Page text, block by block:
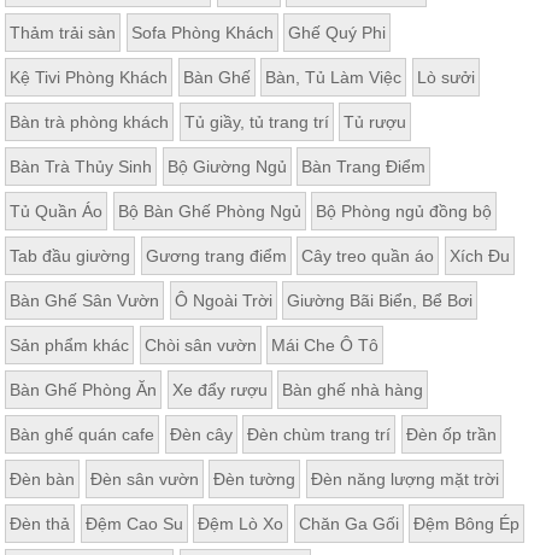
Thảm trải sàn Sofa Phòng Khách Ghế Quý Phi
Kệ Tivi Phòng Khách Bàn Ghế Bàn, Tủ Làm Việc Lò sưởi
Bàn trà phòng khách Tủ giầy, tủ trang trí Tủ rượu
Bàn Trà Thủy Sinh Bộ Giường Ngủ Bàn Trang Điểm
Tủ Quần Áo Bộ Bàn Ghế Phòng Ngủ Bộ Phòng ngủ đồng bộ
Tab đầu giường Gương trang điểm Cây treo quần áo Xích Đu
Bàn Ghế Sân Vườn Ô Ngoài Trời Giường Bãi Biển, Bể Bơi
Sản phẩm khác Chòi sân vườn Mái Che Ô Tô
Bàn Ghế Phòng Ăn Xe đẩy rượu Bàn ghế nhà hàng
Bàn ghế quán cafe Đèn cây Đèn chùm trang trí Đèn ốp trần
Đèn bàn Đèn sân vườn Đèn tường Đèn năng lượng mặt trời
Đèn thả Đệm Cao Su Đệm Lò Xo Chăn Ga Gối Đệm Bông Ép